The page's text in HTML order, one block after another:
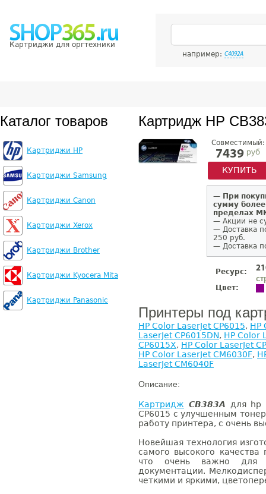
Картриджи для оргтехники
например: C4092A
Каталог товаров
Картриджи HP
Картриджи Samsung
Картриджи Canon
Картриджи Xerox
Картриджи Brother
Картриджи Kyocera Mita
Картриджи Panasonic
Картридж HP
Совместимый:
7439 руб
КУПИТЬ
— При
сумму
пределах
— Акции не
— Доставка
250 руб.
— Доставка
Ресурс:
Цвет:
Принтеры под
HP Color LaserJet CP6015, HP
LaserJet CP6015DN, HP Color
CP6015X, HP Color LaserJet
HP Color LaserJet CM6030F,
LaserJet CM6040F
Описание:
Картридж CB383A для hp
CP6015 с улучшенным
работу принтера, с очень
Новейшая технология
самого высокого
что очень важно для
документации.
четкими и яркими,